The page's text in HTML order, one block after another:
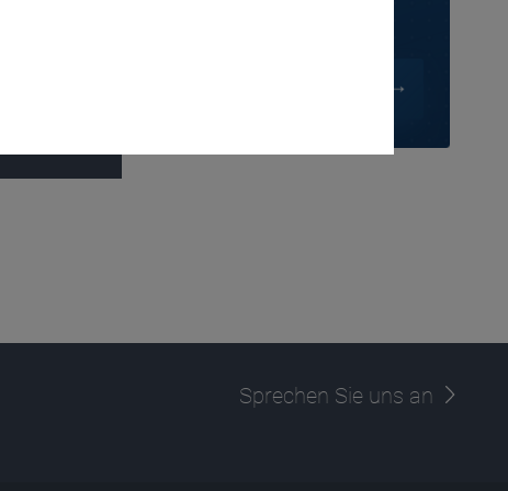
Auswahl von
Sprechen Sie uns an